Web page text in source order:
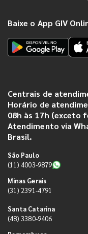
Baixe o App GIV
Centrais de
Horário de
08h às 17h (exceto
Atendimento via
Brasil.
São Paulo
(11) 4003-9879
Minas Gerais
(31) 2391-4791
Santa Catarina
(48) 3380-9406